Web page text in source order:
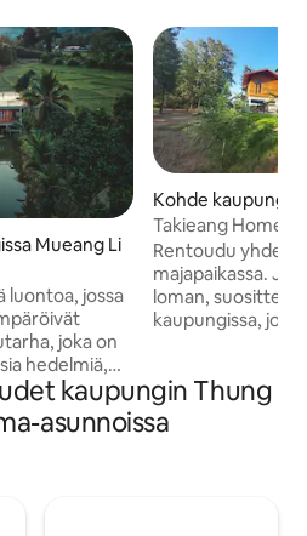
Mueang Li
luontoa, jossa
joka on
hedelmiä,
paton
Finnin
odottavat
Kohde
Takieang
Rentoudu
majapaikassa.
loman,
kaupungissa,
muutaman
voit istua ja kalastaa
heräät, voit kuulla
kaupungin Thung
asunnoissa